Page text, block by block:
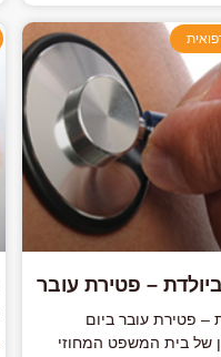
– פטירת עובר
– פטירת עובר ביום
דין של בית המשפט המחוזי